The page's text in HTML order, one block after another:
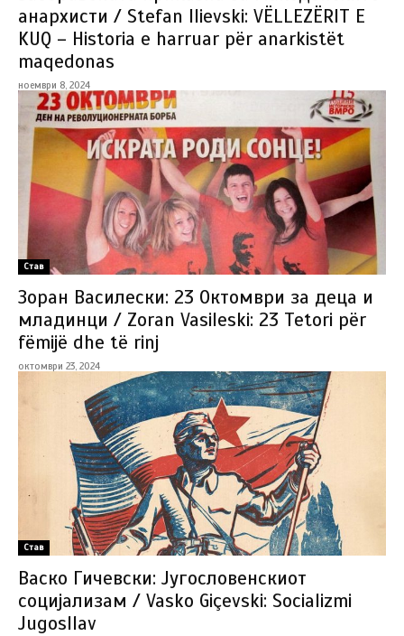
анархисти / Stefan Ilievski: VËLLEZËRIT E
KUQ – Historia e harruar për anarkistët
maqedonas
ноември 8, 2024
Став
Зоран Василески: 23 Октомври за деца и
младинци / Zoran Vasileski: 23 Tetori për
fëmijë dhe të rinj
октомври 23, 2024
Став
Васко Гичевски: Југословенскиот
социјализам / Vasko Giçevski: Socializmi
Jugosllav